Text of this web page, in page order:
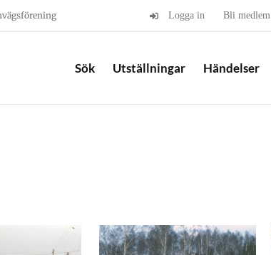
Logga in Bli medlem
Sök Utställningar Händelser